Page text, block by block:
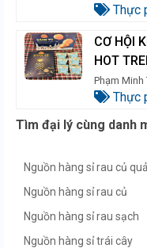
Thực
CƠ HỘI
HOT
Phạm Minh
Thực
Tìm đại lý cùng danh
Nguồn hàng sỉ rau củ quả
Nguồn hàng sỉ rau củ
Nguồn hàng sỉ rau sạch
Nguồn hàng sỉ trái cây